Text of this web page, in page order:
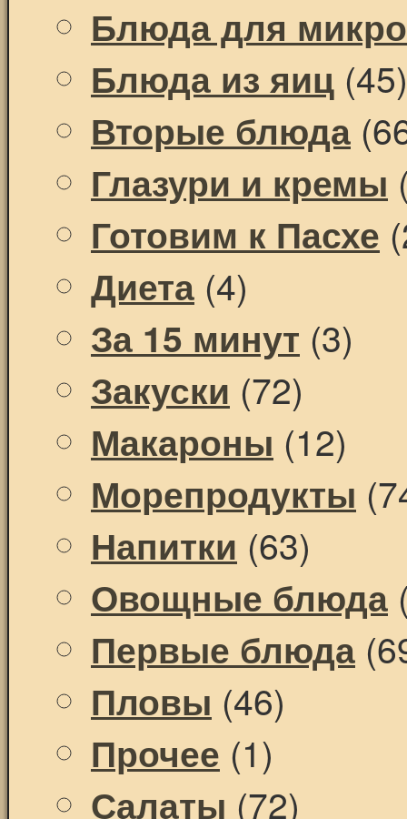
Блюда для
Блюда из яиц (45)
Вторые блюда
Глазури и кремы
Готовим к Пасхе
Диета (4)
За 15 минут (3)
Закуски (72)
Макароны (12)
Морепродукты
Напитки (63)
Овощные блюда
Первые блюда
Пловы (46)
Прочее (1)
Салаты (72)